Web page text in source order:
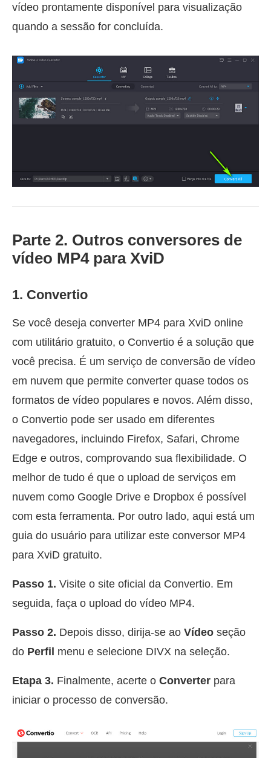
vídeo prontamente disponível para visualização
quando a sessão for concluída.
Parte 2. Outros conversores de
vídeo MP4 para XviD
1. Convertio
Se você deseja converter MP4 para XviD online
com utilitário gratuito, o Convertio é a solução que
você precisa. É um serviço de conversão de vídeo
em nuvem que permite converter quase todos os
formatos de vídeo populares e novos. Além disso,
o Convertio pode ser usado em diferentes
navegadores, incluindo Firefox, Safari, Chrome
Edge e outros, comprovando sua flexibilidade. O
melhor de tudo é que o upload de serviços em
nuvem como Google Drive e Dropbox é possível
com esta ferramenta. Por outro lado, aqui está um
guia do usuário para utilizar este conversor MP4
para XviD gratuito.
Passo 1. Visite o site oficial da Convertio. Em
seguida, faça o upload do vídeo MP4.
Passo 2. Depois disso, dirija-se ao Vídeo seção
do Perfil menu e selecione DIVX na seleção.
Etapa 3. Finalmente, acerte o Converter para
iniciar o processo de conversão.